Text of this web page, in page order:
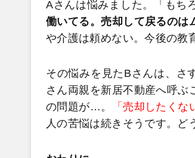
Aさんは悩みました。「もち
働いてる。売却して戻るのは
や介護は頼めない。今後の教
その悩みを見たBさんは、さ
さん両親を新居不動産へ呼ぶ
の問題が…。
「売却したく
人の苦悩は続きそうです。ど